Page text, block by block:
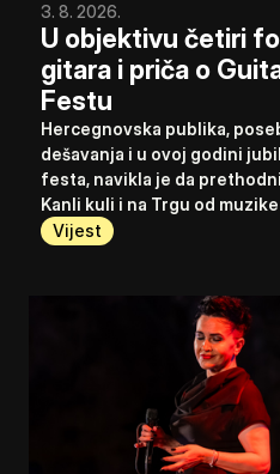
3. 8. 2026.
U objektivu četiri
gitara i priča o
Festu
Hercegnovska publika,
dešavanja i u ovoj godini
festa, navikla je da
Kanli kuli i na Trgu od
Vijest